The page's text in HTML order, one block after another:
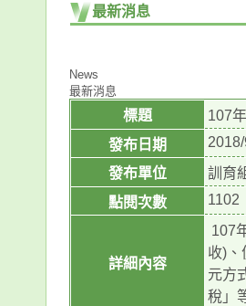
最新消息
News
最新消息
標題
107
發布日期
發布單位
訓育
點閱次數
1102
詳細內容
107
收)、
元方
稅」